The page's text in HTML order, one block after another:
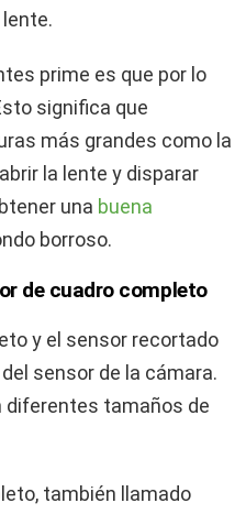
prime es que por lo
significa que
más grandes como la
la lente y disparar
una buena
borroso.
de cuadro completo
y el sensor recortado
sensor de la cámara.
tamaños de
también llamado